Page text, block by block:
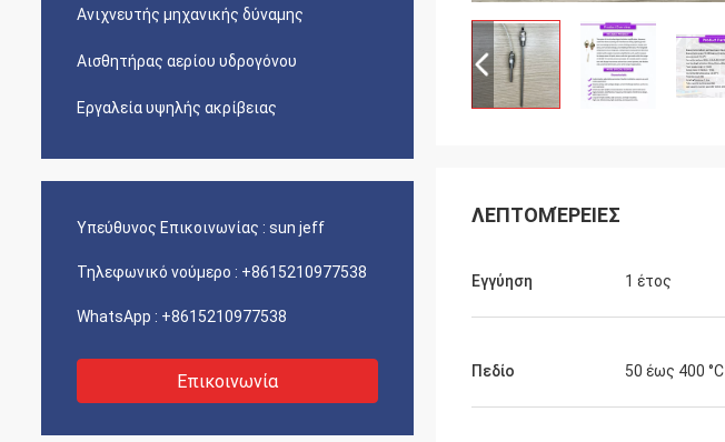
Ανιχνευτής μηχανικής δύναμης
Αισθητήρας αερίου υδρογόνου
Εργαλεία υψηλής ακρίβειας
Υπεύθυνος Επικοινωνίας : sun jeff
Τηλεφωνικό νούμερο : +8615210977538
WhatsApp : +8615210977538
Επικοινωνία
ΛΕΠΤΟΜΈΡΕΙΕΣ
Εγγύηση 1 έτος
Πεδίο 50 έως 400 °C